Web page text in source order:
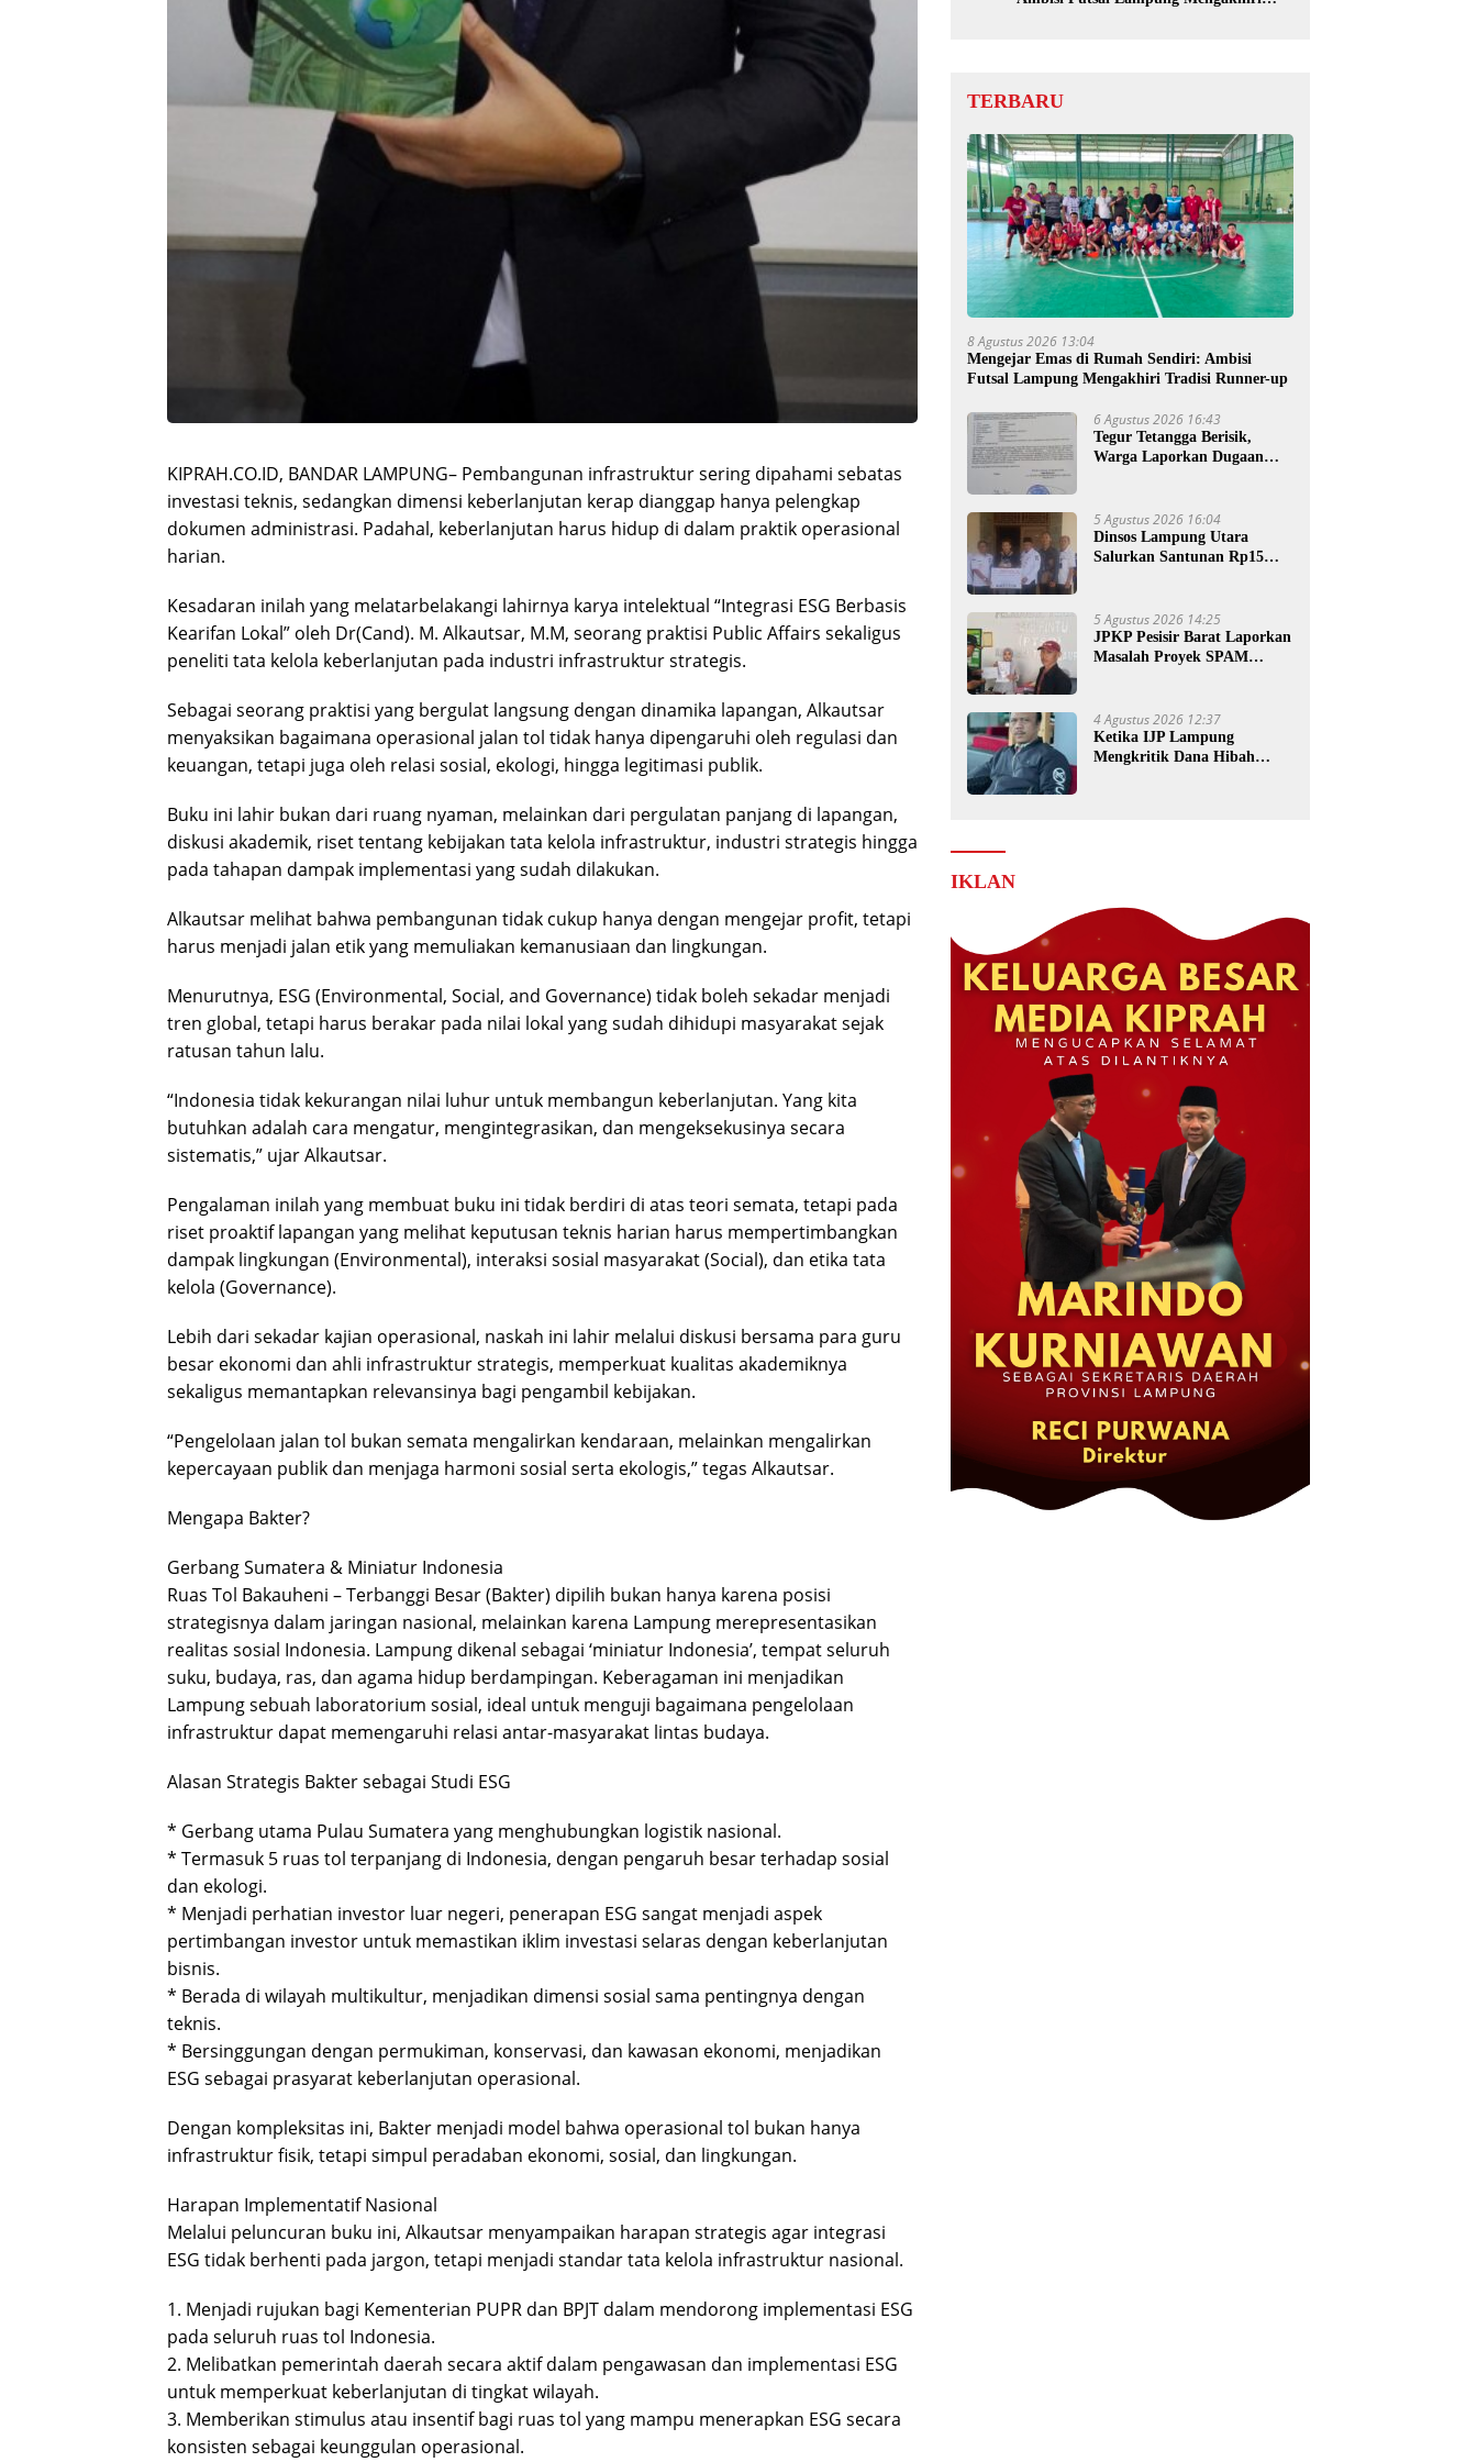
KIPRAH.CO.ID, BANDAR LAMPUNG– Pembangunan infrastruktur sering dipahami sebatas
investasi teknis, sedangkan dimensi keberlanjutan kerap dianggap hanya pelengkap
dokumen administrasi. Padahal, keberlanjutan harus hidup di dalam praktik operasional
harian.
Kesadaran inilah yang melatarbelakangi lahirnya karya intelektual “Integrasi ESG Berbasis
Kearifan Lokal” oleh Dr(Cand). M. Alkautsar, M.M, seorang praktisi Public Affairs sekaligus
peneliti tata kelola keberlanjutan pada industri infrastruktur strategis.
Sebagai seorang praktisi yang bergulat langsung dengan dinamika lapangan, Alkautsar
menyaksikan bagaimana operasional jalan tol tidak hanya dipengaruhi oleh regulasi dan
keuangan, tetapi juga oleh relasi sosial, ekologi, hingga legitimasi publik.
Buku ini lahir bukan dari ruang nyaman, melainkan dari pergulatan panjang di lapangan,
diskusi akademik, riset tentang kebijakan tata kelola infrastruktur, industri strategis hingga
pada tahapan dampak implementasi yang sudah dilakukan.
Alkautsar melihat bahwa pembangunan tidak cukup hanya dengan mengejar profit, tetapi
harus menjadi jalan etik yang memuliakan kemanusiaan dan lingkungan.
Menurutnya, ESG (Environmental, Social, and Governance) tidak boleh sekadar menjadi
tren global, tetapi harus berakar pada nilai lokal yang sudah dihidupi masyarakat sejak
ratusan tahun lalu.
“Indonesia tidak kekurangan nilai luhur untuk membangun keberlanjutan. Yang kita
butuhkan adalah cara mengatur, mengintegrasikan, dan mengeksekusinya secara
sistematis,” ujar Alkautsar.
Pengalaman inilah yang membuat buku ini tidak berdiri di atas teori semata, tetapi pada
riset proaktif lapangan yang melihat keputusan teknis harian harus mempertimbangkan
dampak lingkungan (Environmental), interaksi sosial masyarakat (Social), dan etika tata
kelola (Governance).
Lebih dari sekadar kajian operasional, naskah ini lahir melalui diskusi bersama para guru
besar ekonomi dan ahli infrastruktur strategis, memperkuat kualitas akademiknya
sekaligus memantapkan relevansinya bagi pengambil kebijakan.
“Pengelolaan jalan tol bukan semata mengalirkan kendaraan, melainkan mengalirkan
kepercayaan publik dan menjaga harmoni sosial serta ekologis,” tegas Alkautsar.
Mengapa Bakter?
Gerbang Sumatera & Miniatur Indonesia
Ruas Tol Bakauheni – Terbanggi Besar (Bakter) dipilih bukan hanya karena posisi
strategisnya dalam jaringan nasional, melainkan karena Lampung merepresentasikan
realitas sosial Indonesia. Lampung dikenal sebagai ‘miniatur Indonesia’, tempat seluruh
suku, budaya, ras, dan agama hidup berdampingan. Keberagaman ini menjadikan
Lampung sebuah laboratorium sosial, ideal untuk menguji bagaimana pengelolaan
infrastruktur dapat memengaruhi relasi antar-masyarakat lintas budaya.
Alasan Strategis Bakter sebagai Studi ESG
* Gerbang utama Pulau Sumatera yang menghubungkan logistik nasional.
* Termasuk 5 ruas tol terpanjang di Indonesia, dengan pengaruh besar terhadap sosial
dan ekologi.
* Menjadi perhatian investor luar negeri, penerapan ESG sangat menjadi aspek
pertimbangan investor untuk memastikan iklim investasi selaras dengan keberlanjutan
bisnis.
* Berada di wilayah multikultur, menjadikan dimensi sosial sama pentingnya dengan
teknis.
* Bersinggungan dengan permukiman, konservasi, dan kawasan ekonomi, menjadikan
ESG sebagai prasyarat keberlanjutan operasional.
Dengan kompleksitas ini, Bakter menjadi model bahwa operasional tol bukan hanya
infrastruktur fisik, tetapi simpul peradaban ekonomi, sosial, dan lingkungan.
Harapan Implementatif Nasional
Melalui peluncuran buku ini, Alkautsar menyampaikan harapan strategis agar integrasi
ESG tidak berhenti pada jargon, tetapi menjadi standar tata kelola infrastruktur nasional.
1. Menjadi rujukan bagi Kementerian PUPR dan BPJT dalam mendorong implementasi ESG
pada seluruh ruas tol Indonesia.
2. Melibatkan pemerintah daerah secara aktif dalam pengawasan dan implementasi ESG
untuk memperkuat keberlanjutan di tingkat wilayah.
3. Memberikan stimulus atau insentif bagi ruas tol yang mampu menerapkan ESG secara
konsisten sebagai keunggulan operasional.
TERBARU
8 Agustus 2026 13:04
Mengejar Emas di Rumah Sendiri: Ambisi
Futsal Lampung Mengakhiri Tradisi Runner-up
6 Agustus 2026 16:43
Tegur Tetangga Berisik,
Warga Laporkan Dugaan
5 Agustus 2026 16:04
Dinsos Lampung Utara
Salurkan Santunan Rp15
5 Agustus 2026 14:25
JPKP Pesisir Barat Laporkan
Masalah Proyek SPAM
4 Agustus 2026 12:37
Ketika IJP Lampung
Mengkritik Dana Hibah
IKLAN